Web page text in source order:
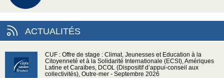
ACTUALITÉS
CUF : Offre de stage : Climat, Jeunesses et Education à la
Citoyenneté et à la Solidarité Internationale (ECSI), Amériques
Latine et Caraïbes, DCOL (Dispositif d’appui-conseil aux
collectivités), Outre-mer - Septembre 2026